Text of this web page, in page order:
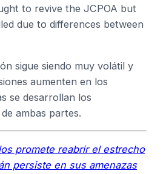
to revive the JCPOA but
due to differences between
sigue siendo muy volátil y
aumenten en los
se desarrollan los
ambas partes.
promete reabrir el estrecho
persiste en sus amenazas